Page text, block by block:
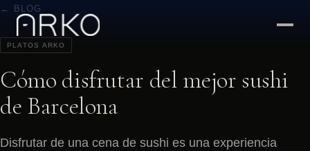
← BLOG
PLATOS ARKO
Cómo disfrutar del mejor sushi
de Barcelona
Disfrutar de una cena de sushi es una experiencia